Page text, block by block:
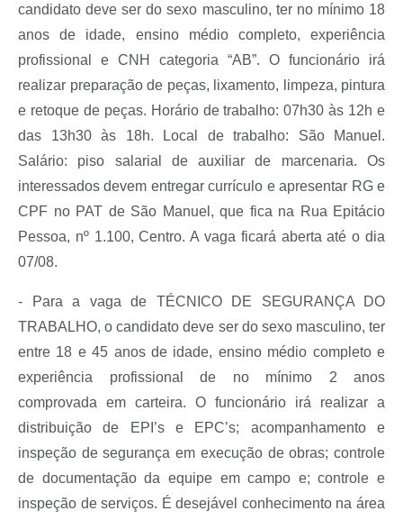
candidato deve ser do sexo masculino, ter no mínimo 18
anos de idade, ensino médio completo, experiência
profissional e CNH categoria “AB”. O funcionário irá
realizar preparação de peças, lixamento, limpeza, pintura
e retoque de peças. Horário de trabalho: 07h30 às 12h e
das 13h30 às 18h. Local de trabalho: São Manuel.
Salário: piso salarial de auxiliar de marcenaria. Os
interessados devem entregar currículo e apresentar RG e
CPF no PAT de São Manuel, que fica na Rua Epitácio
Pessoa, nº 1.100, Centro. A vaga ficará aberta até o dia
07/08.
- Para a vaga de TÉCNICO DE SEGURANÇA DO
TRABALHO, o candidato deve ser do sexo masculino, ter
entre 18 e 45 anos de idade, ensino médio completo e
experiência profissional de no mínimo 2 anos
comprovada em carteira. O funcionário irá realizar a
distribuição de EPI’s e EPC’s; acompanhamento e
inspeção de segurança em execução de obras; controle
de documentação da equipe em campo e; controle e
inspeção de serviços. É desejável conhecimento na área